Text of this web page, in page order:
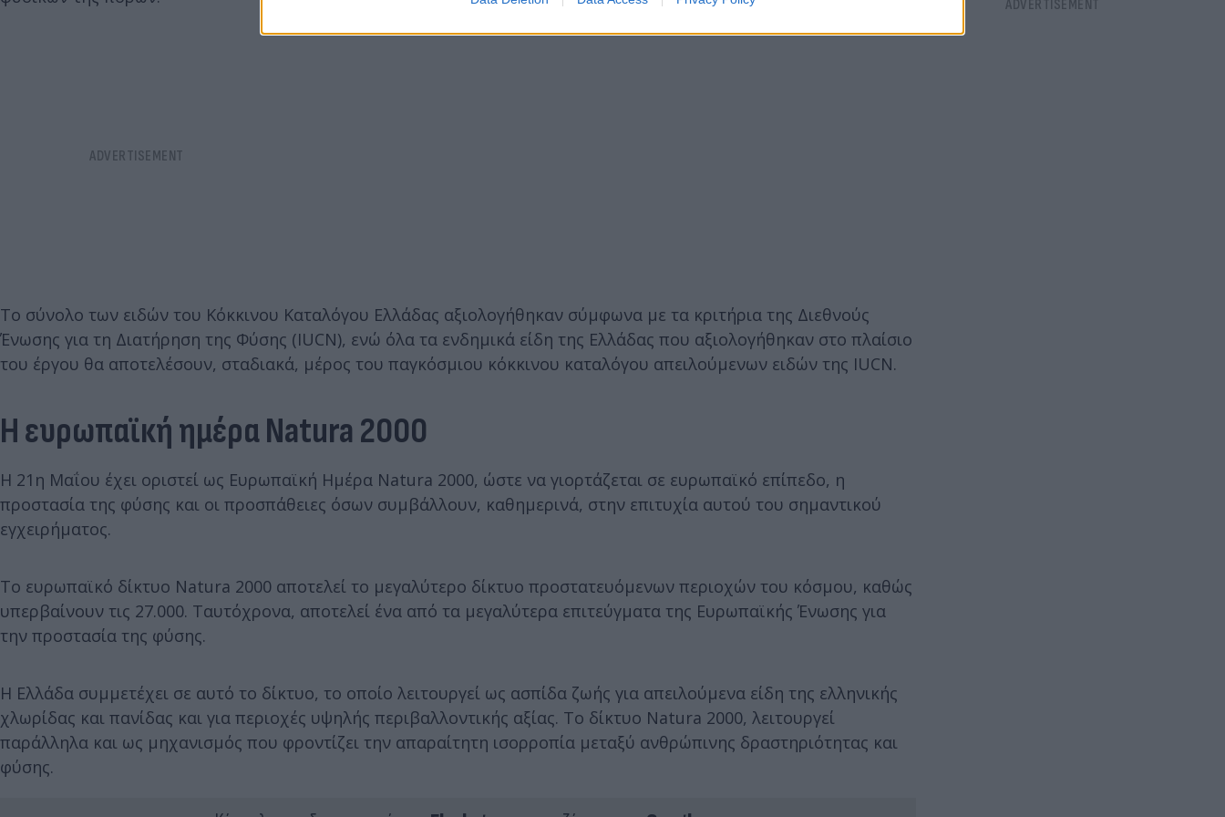
Το σύνολο των ειδών του Κόκκινου Καταλόγου Ελλάδας αξιολογήθηκαν σύμφωνα με τα κριτήρια της Διεθνούς
Ένωσης για τη Διατήρηση της Φύσης (IUCN), ενώ όλα τα ενδημικά είδη της Ελλάδας που αξιολογήθηκαν στο πλαίσιο
του έργου θα αποτελέσουν, σταδιακά, μέρος του παγκόσμιου κόκκινου καταλόγου απειλούμενων ειδών της IUCN.
Η ευρωπαϊκή ημέρα Natura 2000
Η 21η Μαΐου έχει οριστεί ως Ευρωπαϊκή Ημέρα Natura 2000, ώστε να γιορτάζεται σε ευρωπαϊκό επίπεδο, η
προστασία της φύσης και οι προσπάθειες όσων συμβάλλουν, καθημερινά, στην επιτυχία αυτού του σημαντικού
εγχειρήματος.
Το ευρωπαϊκό δίκτυο Natura 2000 αποτελεί το μεγαλύτερο δίκτυο προστατευόμενων περιοχών του κόσμου, καθώς
υπερβαίνουν τις 27.000. Ταυτόχρονα, αποτελεί ένα από τα μεγαλύτερα επιτεύγματα της Ευρωπαϊκής Ένωσης για
την προστασία της φύσης.
Η Ελλάδα συμμετέχει σε αυτό το δίκτυο, το οποίο λειτουργεί ως ασπίδα ζωής για απειλούμενα είδη της ελληνικής
χλωρίδας και πανίδας και για περιοχές υψηλής περιβαλλοντικής αξίας. Το δίκτυο Natura 2000, λειτουργεί
παράλληλα και ως μηχανισμός που φροντίζει την απαραίτητη ισορροπία μεταξύ ανθρώπινης δραστηριότητας και
φύσης.